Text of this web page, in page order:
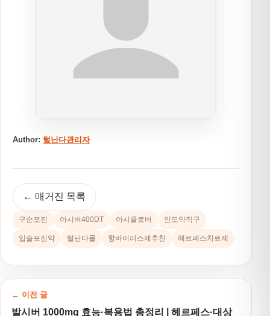
Author: 털난다관리자
← 매거진 목록
구순포진 아시버400DT 아시클로버 인도약직구
입술포진약 털난다몰 항바이러스제추천 헤르페스치료제
← 이전 글
발시버 1000mg 효능·복용법 총정리 | 헤르페스·대상